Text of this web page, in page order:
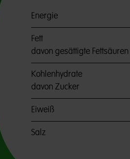
Energie
Fett
davon gesättigte Fettsäuren
Kohlenhydrate
davon Zucker
Eiweiß
Salz